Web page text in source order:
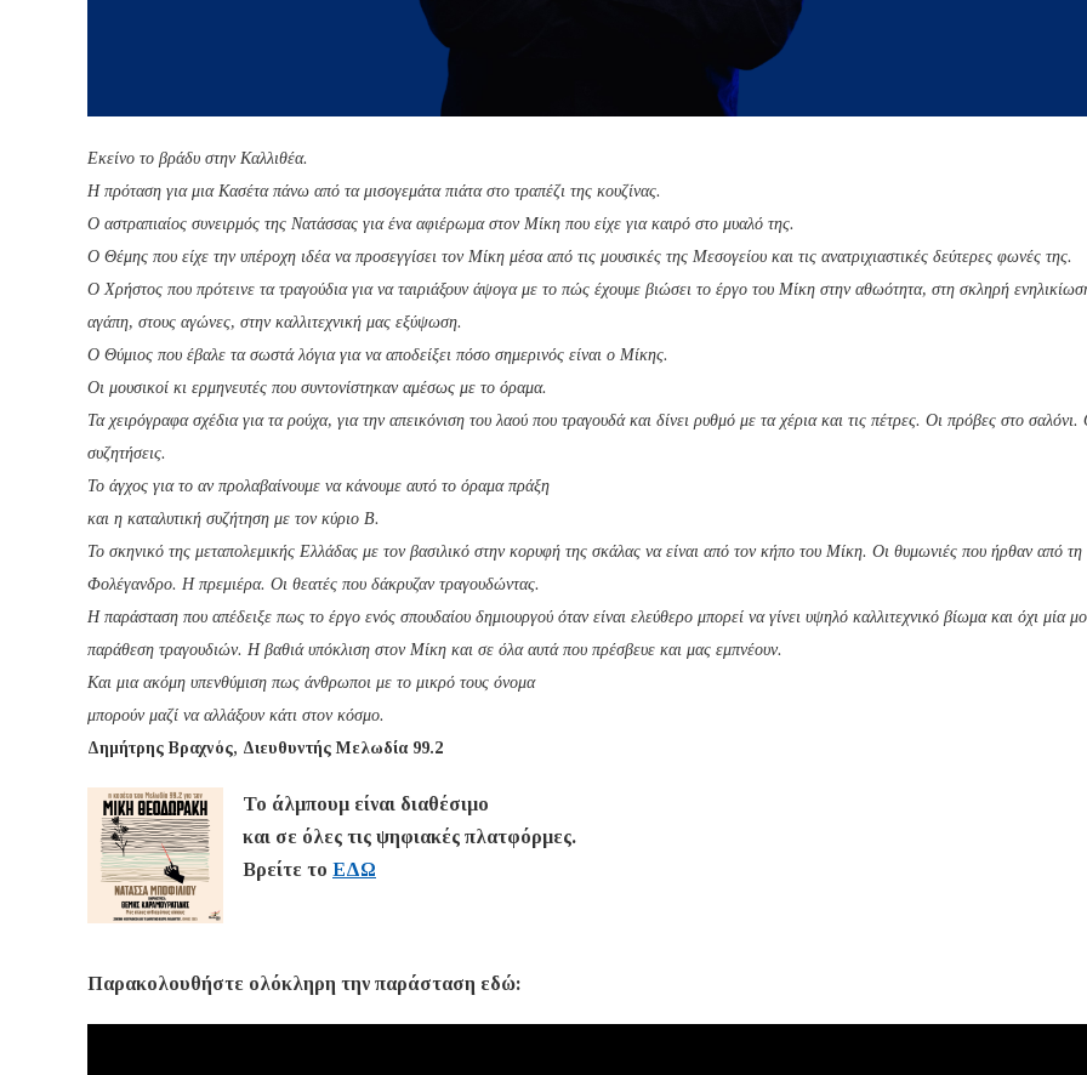
Εκείνο το βράδυ στην Καλλιθέα.
Η πρόταση για μια Κασέτα πάνω από τα μισογεμάτα πιάτα στο τραπέζι της κουζίνας.
Ο αστραπιαίος συνειρμός της Νατάσσας για ένα αφιέρωμα στον Μίκη που είχε για καιρό στο μυαλό της.
Ο Θέμης που είχε την υπέροχη ιδέα να προσεγγίσει τον Μίκη μέσα από τις μουσικές της Μεσογείου και τις ανατριχιαστικές δεύτερες φωνές της.
Ο Χρήστος που πρότεινε τα τραγούδια για να ταιριάξουν άψογα με το πώς έχουμε βιώσει το έργο του Μίκη στην αθωότητα, στη σκληρή
αγάπη, στους αγώνες, στην καλλιτεχνική μας εξύψωση.
Ο Θύμιος που έβαλε τα σωστά λόγια για να αποδείξει πόσο σημερινός είναι ο Μίκης.
Οι μουσικοί κι ερμηνευτές που συντονίστηκαν αμέσως με το όραμα.
Τα χειρόγραφα σχέδια για τα ρούχα, για την απεικόνιση του λαού που τραγουδά και δίνει ρυθμό με τα χέρια και τις πέτρες. Οι πρόβες στο σαλόνι.
συζητήσεις.
Το άγχος για το αν προλαβαίνουμε να κάνουμε αυτό το όραμα πράξη
και η καταλυτική συζήτηση με τον κύριο Β.
Το σκηνικό της μεταπολεμικής Ελλάδας με τον βασιλικό στην κορυφή της σκάλας να είναι από τον κήπο του Μίκη. Οι θυμωνιές που ήρθαν από τη
Φολέγανδρο. Η πρεμιέρα. Οι θεατές που δάκρυζαν τραγουδώντας.
Η παράσταση που απέδειξε πως το έργο ενός σπουδαίου δημιουργού όταν είναι ελεύθερο μπορεί να γίνει υψηλό καλλιτεχνικό βίωμα και όχι μία
παράθεση τραγουδιών. Η βαθιά υπόκλιση στον Μίκη και σε όλα αυτά που πρέσβευε και μας εμπνέουν.
Και μια ακόμη υπενθύμιση πως άνθρωποι με το μικρό τους όνομα
μπορούν μαζί να αλλάξουν κάτι στον κόσμο.
Δημήτρης Βραχνός, Διευθυντής Μελωδία 99.2
Το άλμπουμ είναι διαθέσιμο
και σε όλες τις ψηφιακές πλατφόρμες.
Βρείτε το ΕΔΩ
Παρακολουθήστε ολόκληρη την παράσταση εδώ: